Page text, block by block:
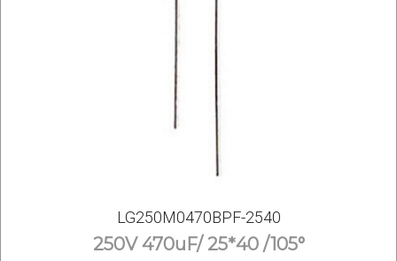
LG250M0470BPF-2540
250V 470uF/ 25*40 /105°